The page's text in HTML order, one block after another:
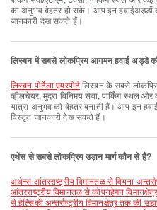
का अनुभव बेहतर हो सके। आप इन हवाईअड्डों
जानकारी देख सकते हैं।
लिस्बन में सबसे लोकप्रिय आगमन हवाई अड्डे
लिस्बन पोर्टेला एयरपोर्टलिस्बन के सबसे
व्हीलचेयर, मुद्रा विनिमय सेवा, पार्किंग स्थल
यात्रा अनुभव को बेहतर बनाती हैं। आप इन
विस्तृत जानकारी देख सकते हैं।
एथेंस से सबसे लोकप्रिय उड़ान मार्ग कौन से हैं?
अथेन्स आंतरराष्ट्रीय विमानतळ से वियना
आंतरराष्ट्रीय विमानतळ से कोपनहेगन
से हेल्सिंकी अन्तर्राष्ट्रीय विमानक्षेत्र तक की